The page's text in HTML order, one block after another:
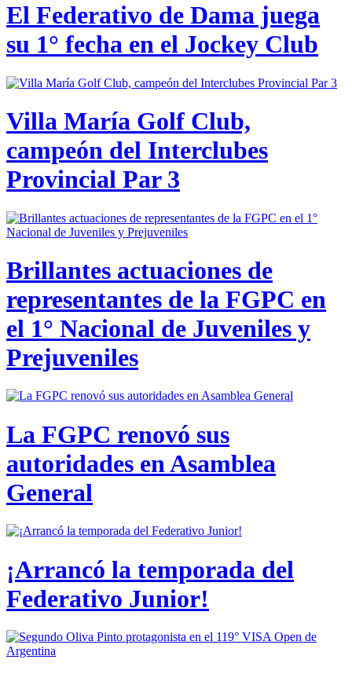
El Federativo de Dama juega
su 1° fecha en el Jockey Club
Villa María Golf Club,
campeón del Interclubes
Provincial Par 3
Brillantes actuaciones de
representantes de la FGPC en
el 1° Nacional de Juveniles y
Prejuveniles
La FGPC renovó sus
autoridades en Asamblea
General
¡Arrancó la temporada del
Federativo Junior!